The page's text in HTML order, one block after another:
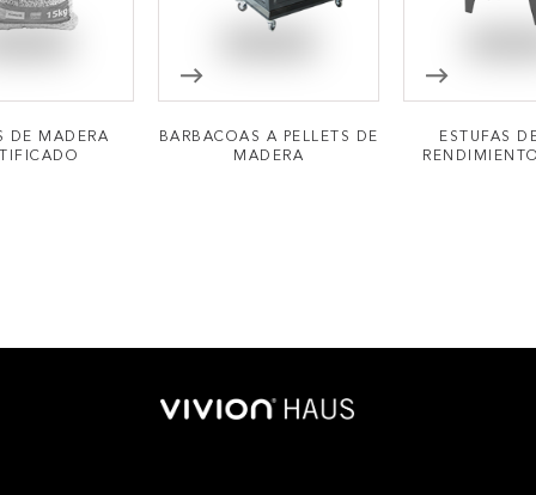
DE MADERA
BARBACOAS A PELLETS DE
MADERA
ESTUFAS